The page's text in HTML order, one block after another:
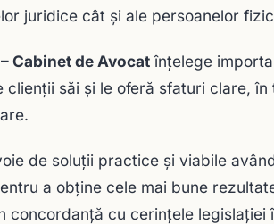
juridice cât și ale persoanelor
Cabinet de Avocatînțelege
săi și le oferă sfaturi clare,
de soluții practice și viabile
a obține cele mai bune
concordanță cu cerințele legislației